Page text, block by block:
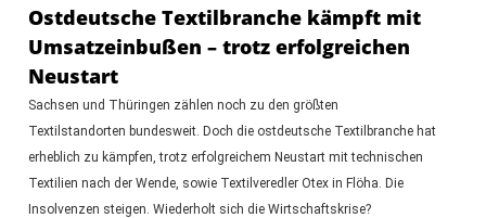
Ostdeutsche Textilbranche kämpft mit
Umsatzeinbußen – trotz erfolgreichen
Neustart
Sachsen und Thüringen zählen noch zu den größten
Textilstandorten bundesweit. Doch die ostdeutsche Textilbranche hat
erheblich zu kämpfen, trotz erfolgreichem Neustart mit technischen
Textilien nach der Wende, sowie Textilveredler Otex in Flöha. Die
Insolvenzen steigen. Wiederholt sich die Wirtschaftskrise?